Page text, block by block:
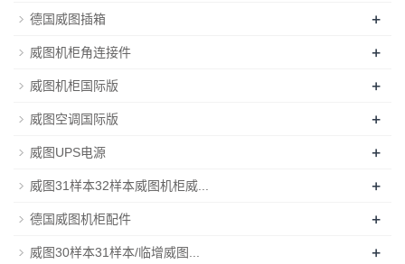
德国威图插箱 +
威图机柜角连接件 +
威图机柜国际版 +
威图空调国际版 +
威图UPS电源 +
威图31样本32样本威图机柜威... +
德国威图机柜配件 +
威图30样本31样本/临增威图... +